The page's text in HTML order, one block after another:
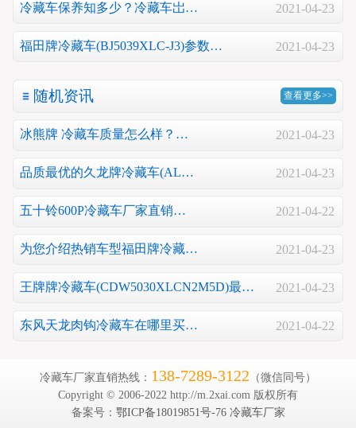
冷藏车保养知多少？冷藏车岀… 2021-04-23
福田牌冷藏车(BJ5039XLC-J3)参数… 2021-04-23
随机资讯 查看更多>>
冰熊牌 冷藏车质量怎么样？… 2021-04-23
品质最优的久龙牌冷藏车(AL… 2021-04-23
五十铃600P冷藏车厂家直销… 2021-04-22
为您介绍热销车型福田牌冷藏… 2021-04-23
王牌牌冷藏车(CDW5030XLCN2M5D)最… 2021-04-23
东风天龙肉钩冷藏车在哪里买… 2021-04-22
冷藏车厂家直销热线： 138-7289-3122 （微信同号）
Copyright © 2006-2022 http://m.2xai.com 版权所有
备案号： 鄂ICP备18019851号-76 冷藏车厂家